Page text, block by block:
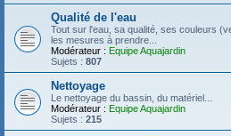
Qualité de l'eau
Tout sur l'eau, sa qualité, ses couleurs
les mesures à prendre...
Modérateur : Equipe Aquajardin
Sujets : 807
Nettoyage
Le nettoyage du bassin, du matériel...
Modérateur : Equipe Aquajardin
Sujets : 215